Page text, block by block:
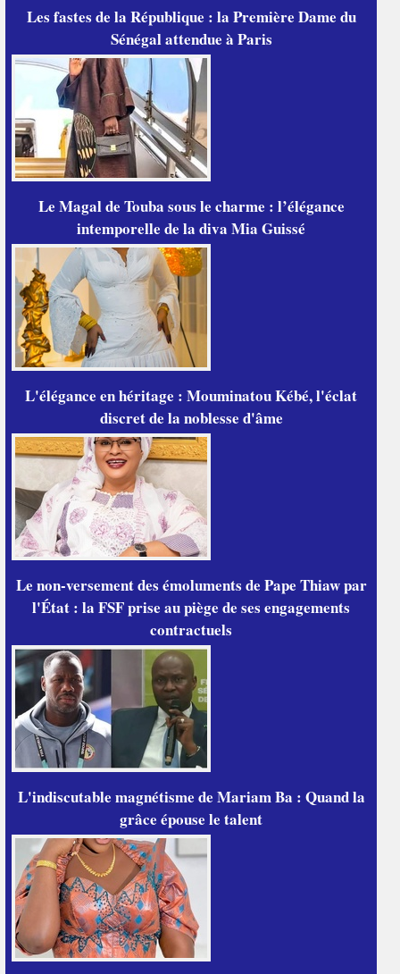
Les fastes de la République : la Première Dame du
Sénégal attendue à Paris
Le Magal de Touba sous le charme : l’élégance
intemporelle de la diva Mia Guissé
L'élégance en héritage : Mouminatou Kébé, l'éclat
discret de la noblesse d'âme
Le non-versement des émoluments de Pape Thiaw par
l'État : la FSF prise au piège de ses engagements
contractuels
L'indiscutable magnétisme de Mariam Ba : Quand la
grâce épouse le talent